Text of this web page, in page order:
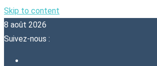
Skip to content
8 août 2026
Suivez-nous :